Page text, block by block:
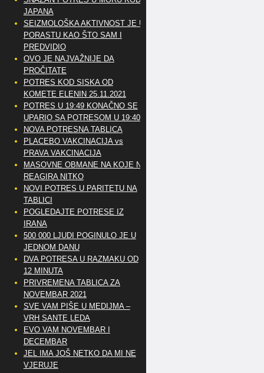
JAPANA
SEIZMOLOŠKA AKTIVNOST JE U
PORASTU KAO ŠTO SAM I
PREDVIDIO
OVO JE NAJVAŽNIJE DA
PROČITATE
POTRES KOD SISKA OD
KOMETE ELENIN 25.11.2021
POTRES U 19:49 KONAČNO SE
UPARIO SA POTRESOM U 19:40
NOVA POTRESNA TABLICA
PLACEBO VAKCINACIJA vs
PRAVA VAKCINACIJA
MASOVNE OBMANE NA KOJE NE
REAGIRA NITKO
NOVI POTRES U PARITETU NA
TABLICI
POGLEDAJTE POTRESE IZ
IRANA
500 000 LJUDI POGINULO JE U
JEDNOM DANU
DVA POTRESA U RAZMAKU OD
12 MINUTA
PRIVREMENA TABLICA ZA
NOVEMBAR 2021
SVE VAM PIŠE U MEDIJMA –
VRH SANTE LEDA
EVO VAM NOVEMBAR I
DECEMBAR
JEL IMA JOŠ NETKO DA MI NE
VJERUJE